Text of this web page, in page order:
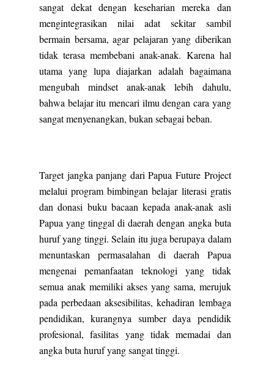
sangat dekat dengan keseharian mereka dan
mengintegrasikan nilai adat sekitar sambil
bermain bersama, agar pelajaran yang diberikan
tidak terasa membebani anak-anak. Karena hal
utama yang lupa diajarkan adalah bagaimana
mengubah mindset anak-anak lebih dahulu,
bahwa belajar itu mencari ilmu dengan cara yang
sangat menyenangkan, bukan sebagai beban.
Target jangka panjang dari Papua Future Project
melalui program bimbingan belajar literasi gratis
dan donasi buku bacaan kepada anak-anak asli
Papua yang tinggal di daerah dengan angka buta
huruf yang tinggi. Selain itu juga berupaya dalam
menuntaskan permasalahan di daerah Papua
mengenai pemanfaatan teknologi yang tidak
semua anak memiliki akses yang sama, merujuk
pada perbedaan aksesibilitas, kehadiran lembaga
pendidikan, kurangnya sumber daya pendidik
profesional, fasilitas yang tidak memadai dan
angka buta huruf yang sangat tinggi.